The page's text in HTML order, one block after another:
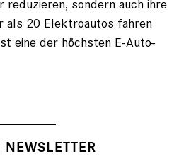
reduzieren, sondern auch ihre
als 20 Elektroautos fahren
eine der höchsten E-Auto-
NEWSLETTER